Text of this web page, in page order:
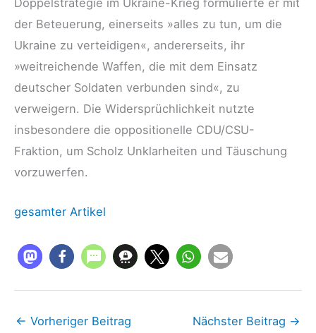
der Beteuerung, einerseits »alles zu tun, um die
Ukraine zu verteidigen«, andererseits, ihr
»weitreichende Waffen, die mit dem Einsatz
deutscher Soldaten verbunden sind«, zu
verweigern. Die Widersprüchlichkeit nutzte
insbesondere die oppositionelle CDU/CSU-
Fraktion, um Scholz Unklarheiten und Täuschung
vorzuwerfen.
gesamter Artikel
← Vorheriger Beitrag Nächster Beitrag →